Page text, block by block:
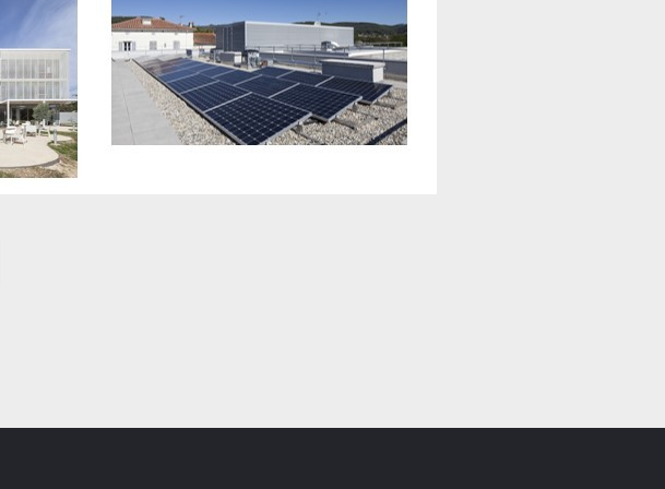
: INSTALLATION ET MISE EN SERVICE DE PANNEAUX PHOTOVOLTAÏQUES